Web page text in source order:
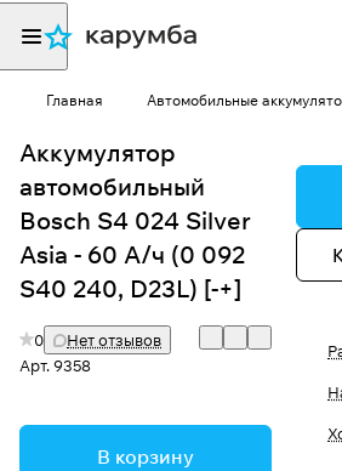
Главная Автомобильные
Аккумулятор
автомобильный
Bosch S4 024 Silver
Asia - 60 А/ч (0 092
S40 240, D23L) [-+]
0
Нет отзывов
Арт.9358
В корзину